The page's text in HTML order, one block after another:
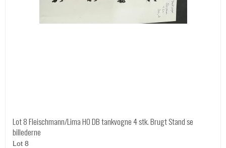
Lot 8 Fleischmann/Lima HO DB tankvogne 4 stk. Brugt Stand se
billederne
Lot 8